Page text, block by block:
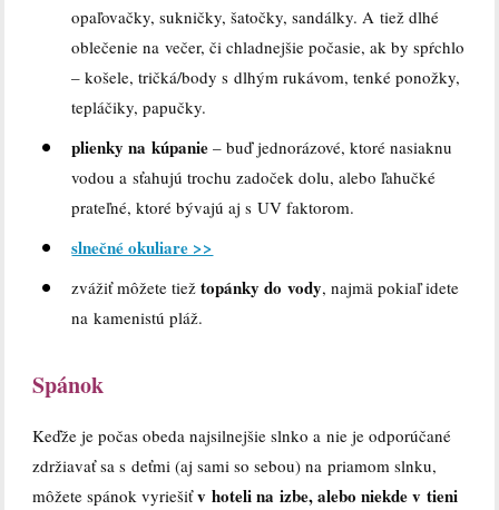
opaľovačky, sukničky, šatočky, sandálky. A tiež dlhé
oblečenie na večer, či chladnejšie počasie, ak by spŕchlo
– košele, tričká/body s dlhým rukávom, tenké ponožky,
tepláčiky, papučky.
plienky na kúpanie – buď jednorázové, ktoré nasiaknu
vodou a sťahujú trochu zadoček dolu, alebo ľahučké
prateľné, ktoré bývajú aj s UV faktorom.
slnečné okuliare >>
zvážiť môžete tiežtopánky do vody, najmä pokiaľ idete
na kamenistú pláž.
Spánok
Keďže je počas obeda najsilnejšie slnko a nie je odporúčané
zdržiavať sa s deťmi (aj sami so sebou) na priamom slnku,
môžete spánok vyriešiťv hoteli na izbe, alebo niekde v tieni